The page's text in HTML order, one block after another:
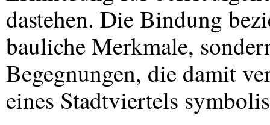
dastehen. Die Bindung
bauliche Merkmale,
Begegnungen, die damit
eines Stadtviertels